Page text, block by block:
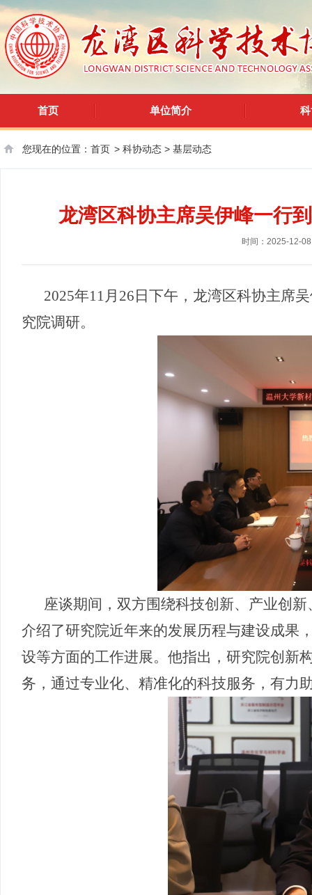
首页 单位简介
您现在的位置： 首页 > 科协动态 > 基层动态
龙湾区科协主席吴伊峰一行
时间：2025-12-08
2025年11月26日下午， 龙湾区科协主席
究院调研。
座谈期间，双方围绕科技创新、产业创
介绍了研究院近年来的发展历程与建设成果
设等方面的工作进展。他指出，研究院创新
务，通过专业化、精准化的科技服务，有力